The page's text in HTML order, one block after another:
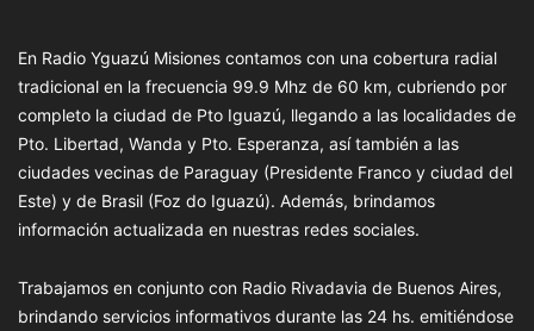
En Radio Yguazú Misiones contamos con una cobertura radial
tradicional en la frecuencia 99.9 Mhz de 60 km, cubriendo por
completo la ciudad de Pto Iguazú, llegando a las localidades de
Pto. Libertad, Wanda y Pto. Esperanza, así también a las
ciudades vecinas de Paraguay (Presidente Franco y ciudad del
Este) y de Brasil (Foz do Iguazú). Además, brindamos
información actualizada en nuestras redes sociales.
Trabajamos en conjunto con Radio Rivadavia de Buenos Aires,
brindando servicios informativos durante las 24 hs. emitiéndose